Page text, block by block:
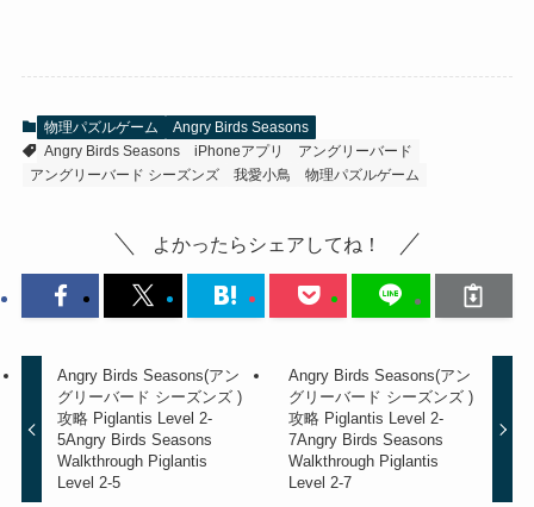
物理パズルゲーム
Angry Birds Seasons
Angry Birds Seasons
iPhoneアプリ
アングリーバード
アングリーバード シーズンズ
我愛小鳥 物理パズルゲーム
よかったらシェアしてね！
Angry Birds Seasons(アン
グリーバード シーズンズ )
攻略 Piglantis Level 2-
5Angry Birds Seasons
Walkthrough Piglantis
Level 2-5
Angry Birds Seasons(アン
グリーバード シーズンズ )
攻略 Piglantis Level 2-
7Angry Birds Seasons
Walkthrough Piglantis
Level 2-7